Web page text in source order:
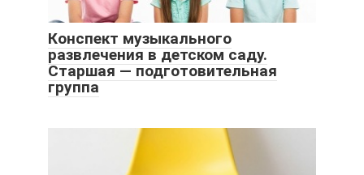
Конспект музыкального
развлечения в детском саду.
Старшая — подготовительная
группа